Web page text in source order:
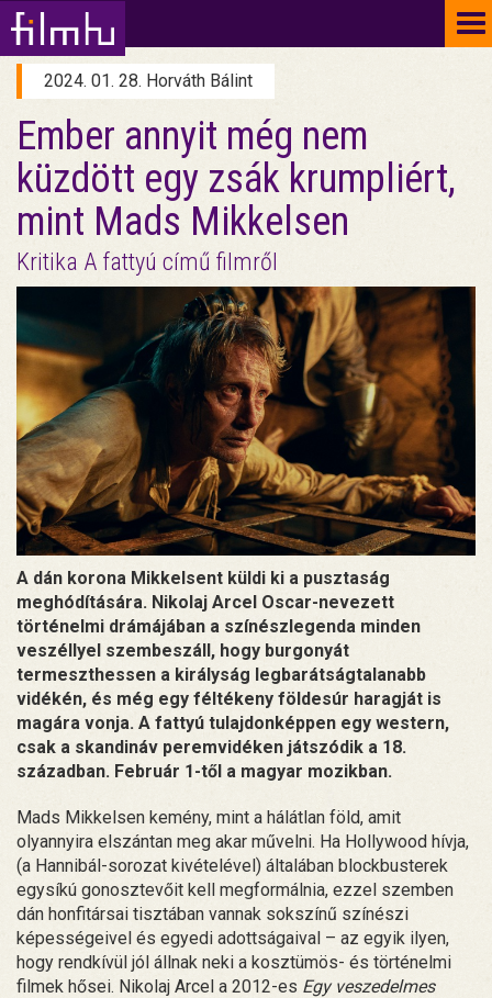
2024. 01. 28. Horváth Bálint
Ember annyit még nem
küzdött egy zsák krumpliért,
mint Mads Mikkelsen
Kritika A fattyú című filmről
A dán korona Mikkelsent küldi ki a pusztaság
meghódítására. Nikolaj Arcel Oscar-nevezett
történelmi drámájában a színészlegenda minden
veszéllyel szembeszáll, hogy burgonyát
termeszthessen a királyság legbarátságtalanabb
vidékén, és még egy féltékeny földesúr haragját is
magára vonja. A fattyú tulajdonképpen egy western,
csak a skandináv peremvidéken játszódik a 18.
században. Február 1-től a magyar mozikban.
Mads Mikkelsen kemény, mint a hálátlan föld, amit
olyannyira elszántan meg akar művelni. Ha Hollywood hívja,
(a Hannibál-sorozat kivételével) általában blockbusterek
egysíkú gonosztevőit kell megformálnia, ezzel szemben
dán honfitársai tisztában vannak sokszínű színészi
képességeivel és egyedi adottságaival – az egyik ilyen,
hogy rendkívül jól állnak neki a kosztümös- és történelmi
filmek hősei. Nikolaj Arcel a 2012-es Egy veszedelmes